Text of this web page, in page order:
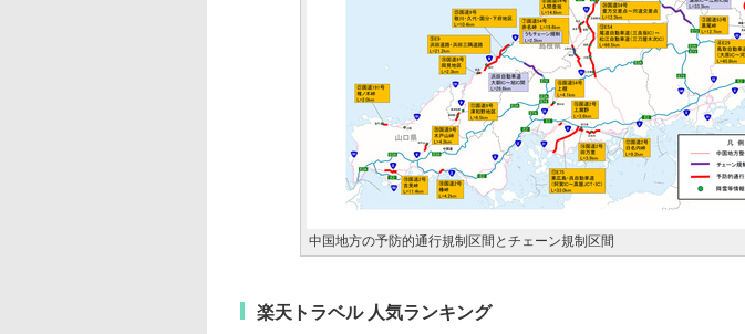
中国地方の予防的通行規制区間とチェーン規制区間
楽天トラベル 人気ランキング